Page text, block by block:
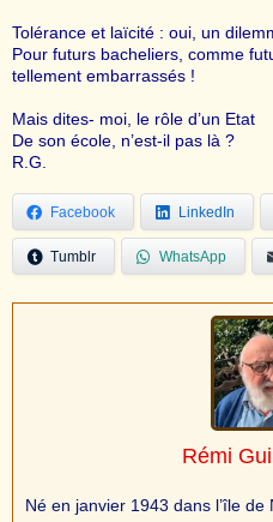
Tolérance et laïcité : oui, un
Pour futurs bacheliers, comme
tellement embarrassés !
Mais dites- moi, le rôle d’un Etat
De son école, n’est-il pas là ?
R.G.
Facebook LinkedIn
Tumblr WhatsApp
Rémi
Né en janvier 1943 dans l’île de